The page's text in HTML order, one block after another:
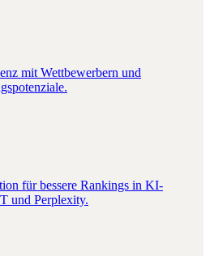
mit Wettbewerbern und
für bessere Rankings in KI-
und Perplexity.